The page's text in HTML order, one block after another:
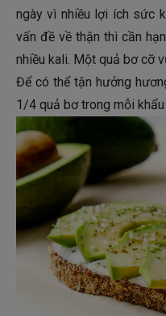
ngày vì nhiều lợi ích sức
vấn đề về thận thì cần
nhiều kali. Một quả bơ cỡ
Để có thể tận hưởng
1/4 quả bơ trong mỗi khẩu